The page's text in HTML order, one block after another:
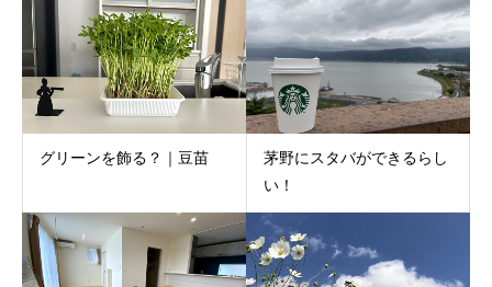
グリーンを飾る？｜豆苗
茅野にスタバができるらし
い！